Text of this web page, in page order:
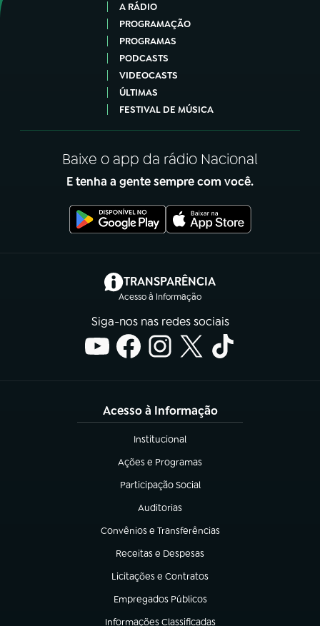
A RÁDIO
PROGRAMAÇÃO
PROGRAMAS
PODCASTS
VIDEOCASTS
ÚLTIMAS
FESTIVAL DE MÚSICA
Baixe o app da rádio Nacional
E tenha a gente sempre com você.
TRANSPARÊNCIA
Acesso à Informação
(abre em nova aba)
Siga-nos nas redes sociais
Acesso à Informação
Institucional
(abre em nova aba)
Ações e Programas
(abre em nova aba)
Participação Social
(abre em nova aba)
Auditorias
(abre em nova aba)
Convênios e Transferências
(abre em nova aba)
Receitas e Despesas
(abre em nova aba)
Licitações e Contratos
(abre em nova aba)
Empregados Públicos
(abre em nova aba)
Informações Classificadas